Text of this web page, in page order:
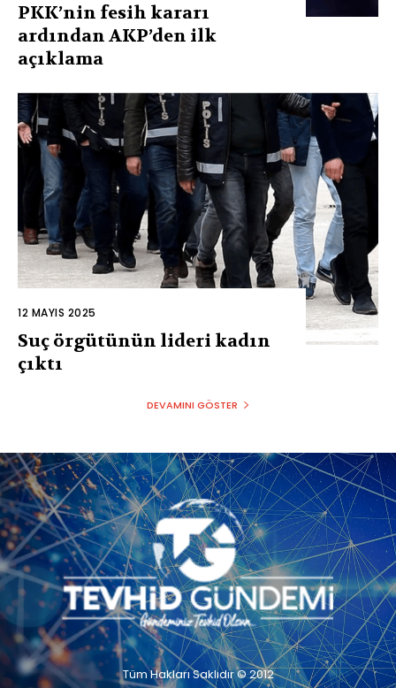
PKK’nin fesih kararı
ardından AKP’den ilk
açıklama
12 MAYIS 2025
Suç örgütünün lideri kadın
çıktı
DEVAMINI GÖSTER
Tüm Hakları Saklıdır © 2012